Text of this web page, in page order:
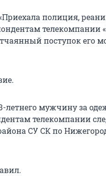
полиция,
телекомпании
поступок его
летнего мужчину за
телекомпании
СУ СК по